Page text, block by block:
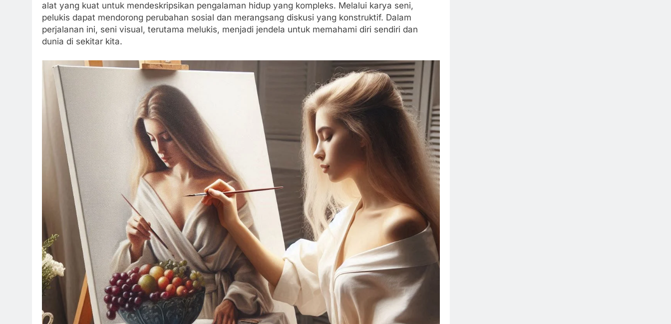
alat yang kuat untuk mendeskripsikan pengalaman hidup yang kompleks. Melalui karya seni,
pelukis dapat mendorong perubahan sosial dan merangsang diskusi yang konstruktif. Dalam
perjalanan ini, seni visual, terutama melukis, menjadi jendela untuk memahami diri sendiri dan
dunia di sekitar kita.